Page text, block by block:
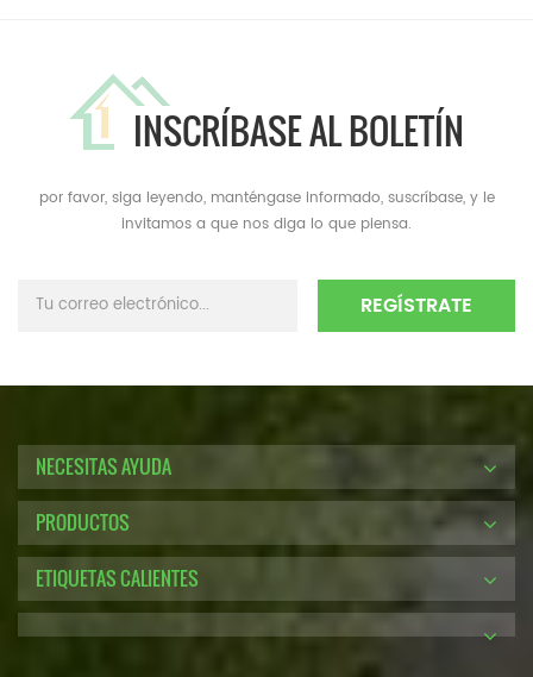
INSCRÍBASE AL BOLETÍN
por favor, siga leyendo, manténgase informado, suscríbase, y le
invitamos a que nos diga lo que piensa.
NECESITAS AYUDA
PRODUCTOS
ETIQUETAS CALIENTES